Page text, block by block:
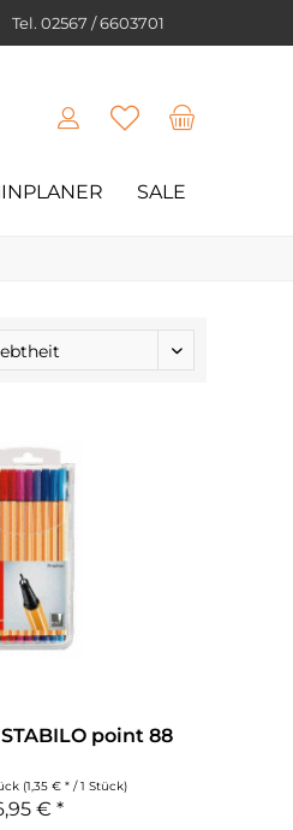
Tel. 02567 / 6603701
SALE
point 88
(1,35 € * / 1 Stück)
€ *